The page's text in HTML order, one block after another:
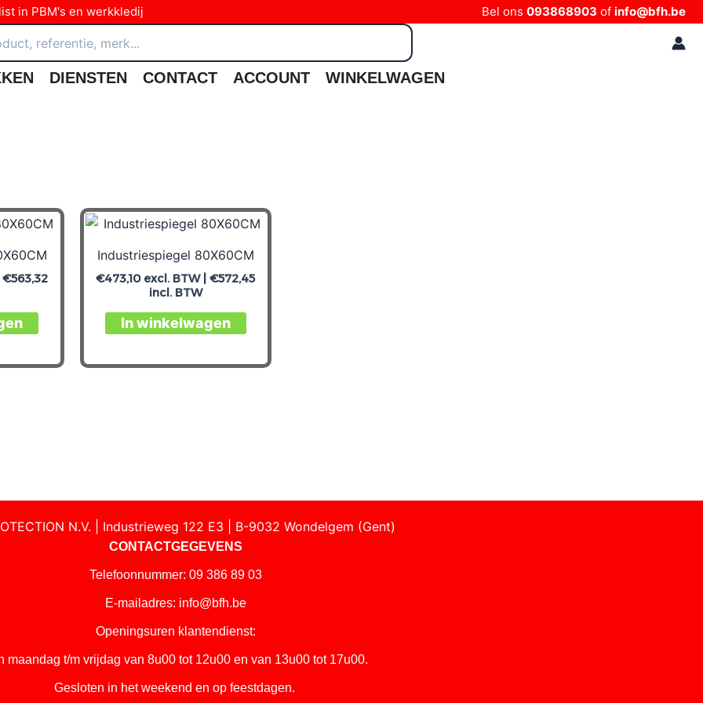
in PBM's en werkkledij Bel ons 093868903 of info@bfh.be
DIENSTEN CONTACT ACCOUNT WINKELWAGEN
€563,32
Industriespiegel 80X60CM
€473,10excl. BTW |€572,45
incl. BTW
In winkelwagen
N.V. | Industrieweg 122 E3 | B-9032 Wondelgem (Gent)
CONTACTGEGEVENS
Telefoonnummer: 09 386 89 03
E-mailadres: info@bfh.be
Openingsuren klantendienst:
maandag t/m vrijdag van 8u00 tot 12u00 en van 13u00 tot 17u00.
Gesloten in het weekend en op feestdagen.